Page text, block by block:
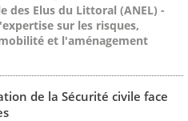
des Elus du Littoral (ANEL) -
sur les risques,
et l'aménagement
de la Sécurité civile face